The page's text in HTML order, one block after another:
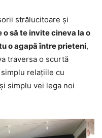
strălucitoare și
o să te invite cineva la o
o agapă între prieteni,
traversa o scurtă
relațiile cu
simplu vei lega noi